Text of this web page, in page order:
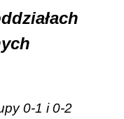
0-1 i 0-2